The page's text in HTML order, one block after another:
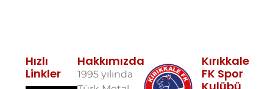
Hakkımızda
1995 yılında
Hızlı
Linkler
Kırıkkale
FK Spor